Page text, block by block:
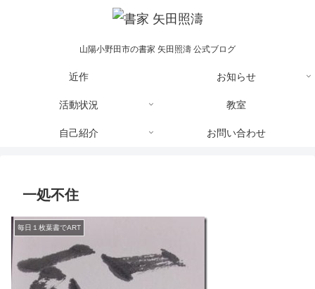
山陽小野田市の書家 矢田照濤 公式ブログ
近作 お知らせ
活動状況 教室
自己紹介 お問い合わせ
一処不住
毎日１枚葉書でART